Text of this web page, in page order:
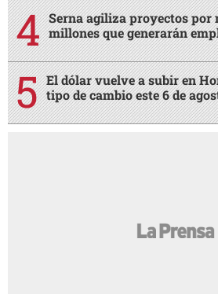
Serna agiliza proyectos por
millones que generarán
El dólar vuelve a subir en
tipo de cambio este 6 de